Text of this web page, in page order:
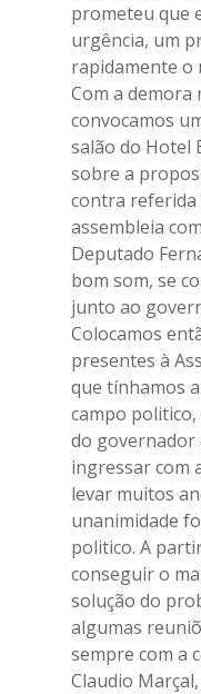
prometeu que
urgência, um
rapidamente o
Com a
convocamos
salão do Hotel
sobre a
contra referida
assembleia
Deputado
bom som, se
junto ao
Colocamos
presentes à
que tínhamos
campo
do governador
ingressar com
levar muitos
unanimidade
politico. A
conseguir o
solução do
algumas
sempre com a
Claudio